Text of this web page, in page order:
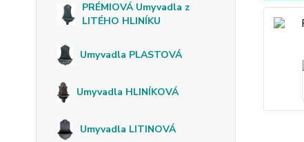
PRÉMIOVÁ Umyvadla z
LITÉHO HLINÍKU
Umyvadla PLASTOVÁ
Umyvadla HLINÍKOVÁ
Umyvadla LITINOVÁ